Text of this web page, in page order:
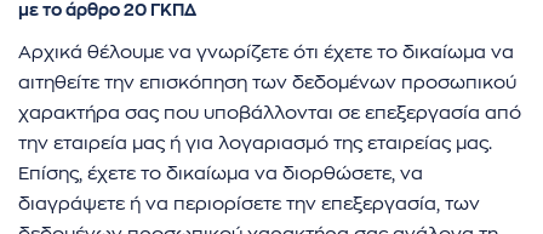
με το άρθρο 20 ΓΚΠΔ
Αρχικά θέλουμε να γνωρίζετε ότι έχετε το δικαίωμα να
αιτηθείτε την επισκόπηση των δεδομένων προσωπικού
χαρακτήρα σας που υποβάλλονται σε επεξεργασία από
την εταιρεία μας ή για λογαριασμό της εταιρείας μας.
Επίσης, έχετε το δικαίωμα να διορθώσετε, να
διαγράψετε ή να περιορίσετε την επεξεργασία, των